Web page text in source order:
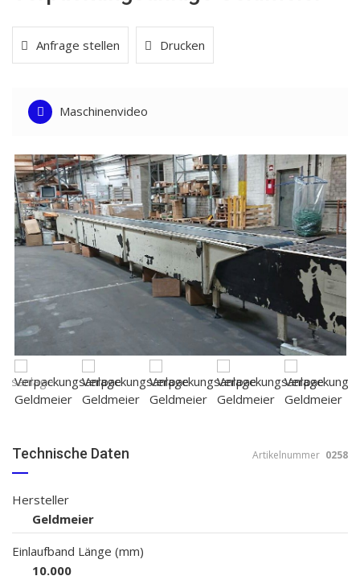
Anfrage stellen Drucken
Maschinenvideo
Technische Daten
Hersteller
Geldmeier
Artikelnummer 0258
Einlaufband Länge (mm)
10.000